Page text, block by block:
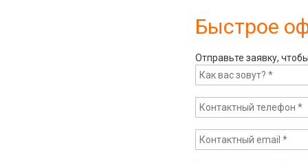
Быстрое
Отправьте заявку,